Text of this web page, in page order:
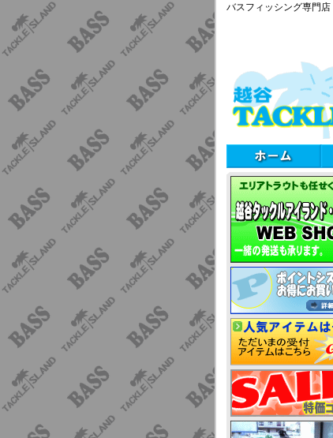
バスフィッシング専門